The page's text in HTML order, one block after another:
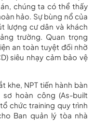
chúng ta có thể thấy
hảo. Sự bùng nổ của
lượng cư dân và khách
trường. Quan trọng
an toàn tuyệt đối nhờ
siêu nhạy cảm bảo vệ
khe, NPT tiến hành bàn
hoàn công (As-built
chức training quy trình
Ban quản lý tòa nhà